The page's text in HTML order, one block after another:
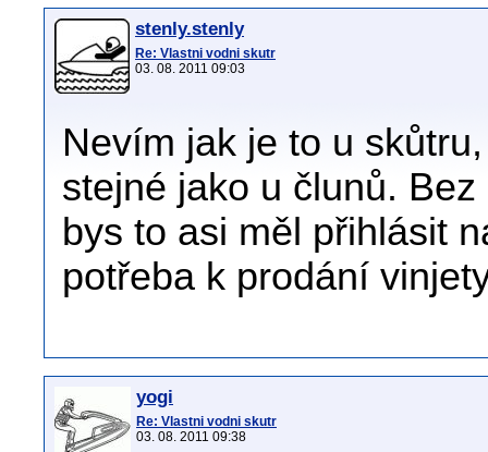
stenly.stenly
Re: Vlastni vodni skutr
03. 08. 2011 09:03
Nevím jak je to u
stejné jako u člunů.
bys to asi měl přihlásit
potřeba k prodání
yogi
Re: Vlastni vodni skutr
03. 08. 2011 09:38